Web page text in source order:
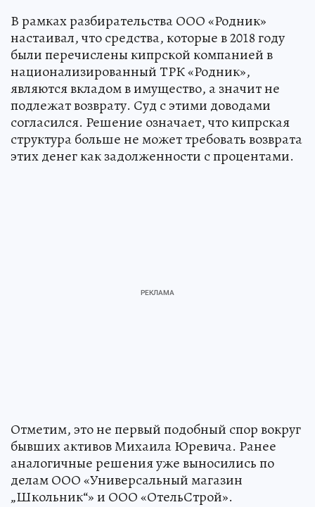
В рамках разбирательства ООО «Родник»
настаивал, что средства, которые в 2018 году
были перечислены кипрской компанией в
национализированный ТРК «Родник»,
являются вкладом в имущество, а значит не
подлежат возврату. Суд с этими доводами
согласился. Решение означает, что кипрская
структура больше не может требовать возврата
этих денег как задолженности с процентами.
Отметим, это не первый подобный спор вокруг
бывших активов Михаила Юревича. Ранее
аналогичные решения уже выносились по
делам ООО «Универсальный магазин
„Школьник“» и ООО «ОтельСтрой».